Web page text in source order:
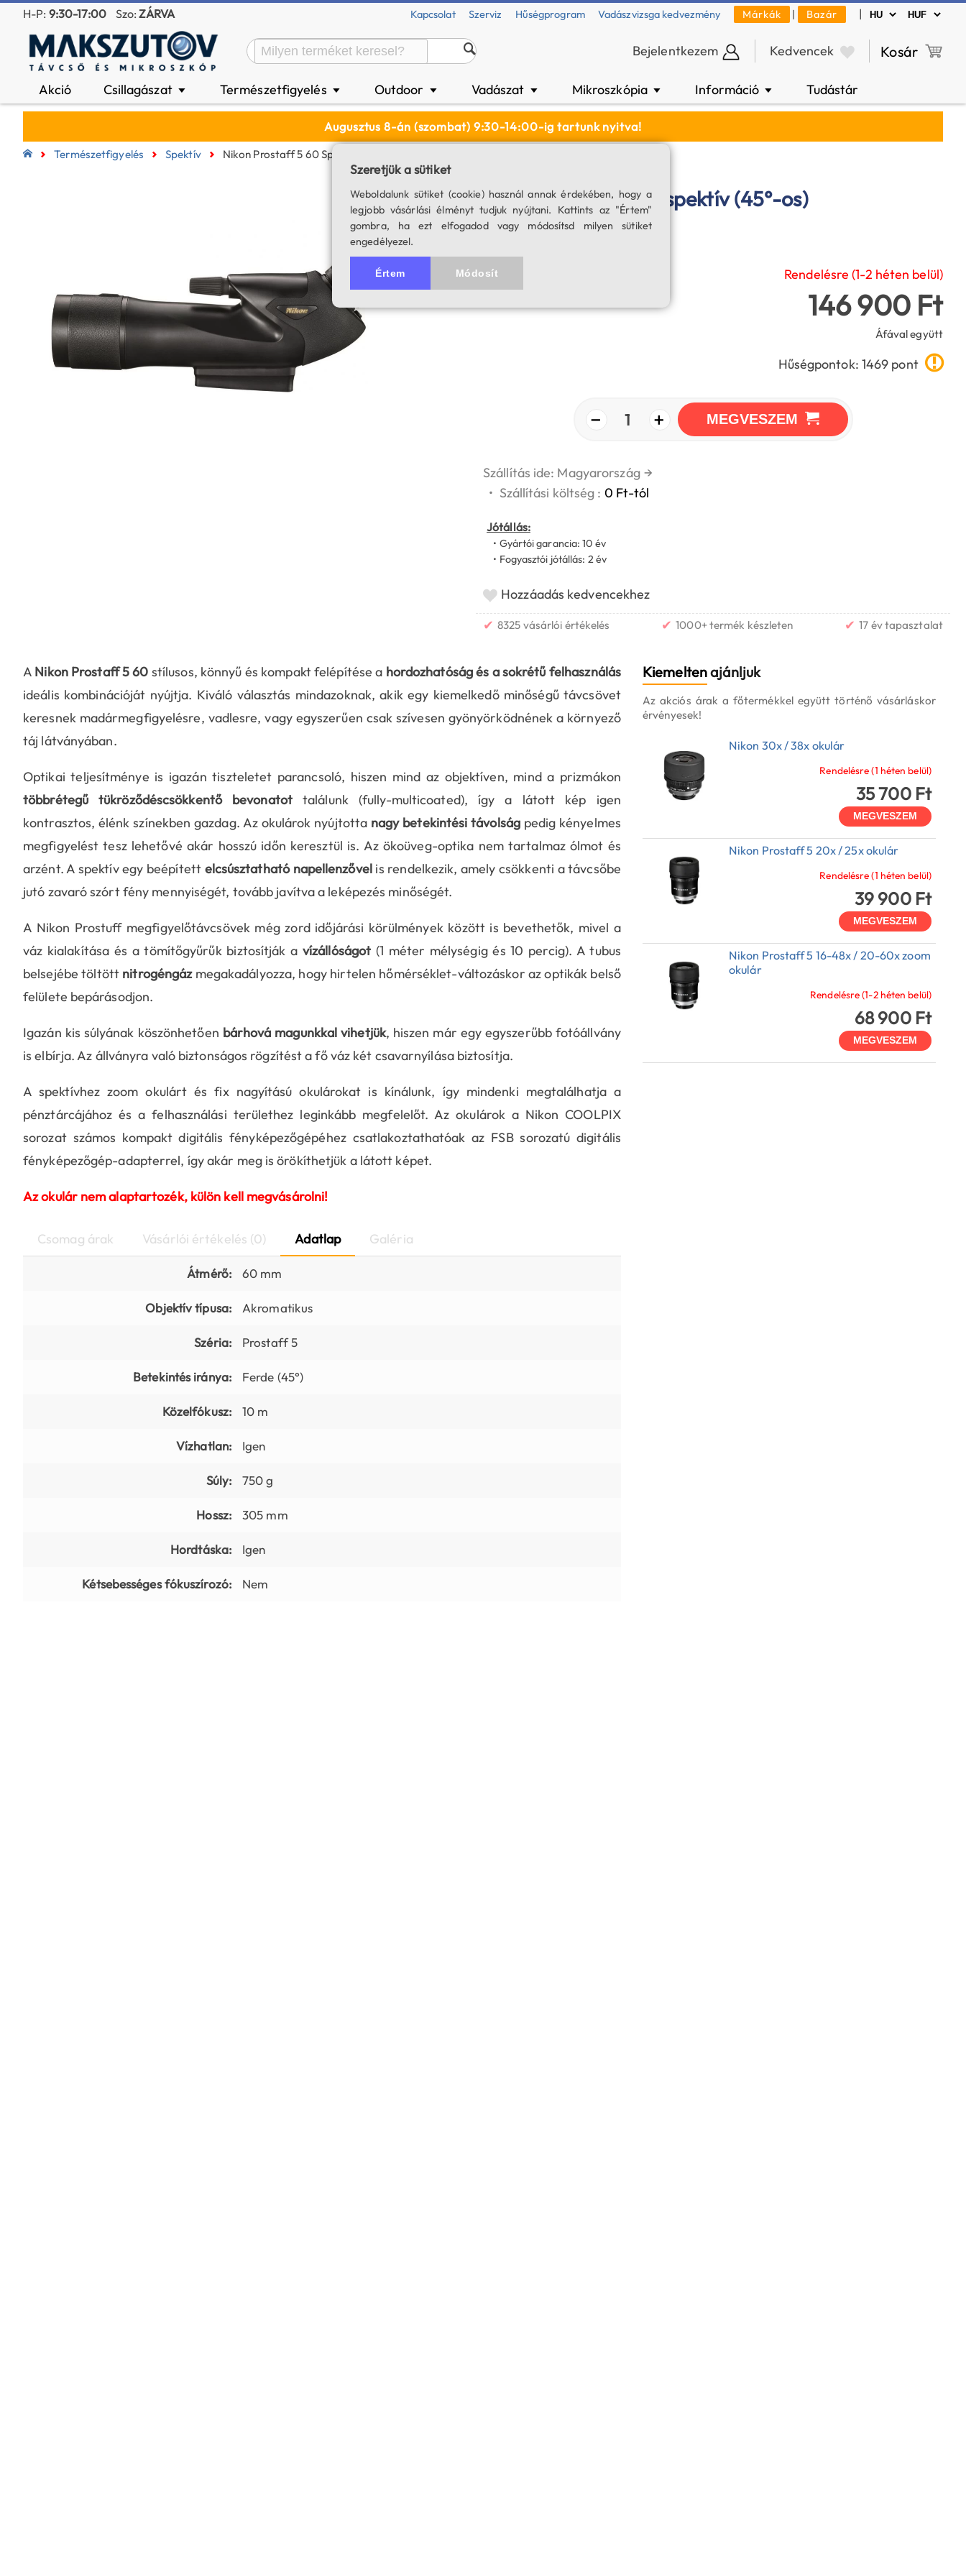
H-P: 9:30-17:00 Szo:ZÁRVA Kapcsolat Szerviz Hűségprogram Vadászvizsga kedvezmény Márkák | Bazár |
Bejelentkezem Kedvencek Kosár
Akció Csillagászat ▼ Természetfigyelés ▼ Outdoor ▼ Vadászat ▼ Mikroszkópia ▼ Információ ▼ Tudástár
Augusztus 8-án (szombat) 9:30-14:00-ig tartunk nyitva!
Természetfigyelés Spektív Nikon Prostaff 5 60 Spektív (45°-Os)
Nikon Prostaff 5 60 spektív (45°-os)
Okulár nélkül
Rendelésre (1-2 héten belül)
146 900 Ft
Áfával együtt
Hűségpontok: 1469 pont
− 1 + MEGVESZEM
Szállítás ide: Magyarország →
• Szállítási költség : 0 Ft-tól
Jótállás:
• Gyártói garancia: 10 év
• Fogyasztói jótállás: 2 év
Hozzáadás kedvencekhez
✔ 8325 vásárlói értékelés ✔ 1000+ termék készleten ✔ 17 év tapasztalat
A Nikon Prostaff 5 60 stílusos, könnyű és kompakt felépítése a hordozhatóság és a sokrétű felhasználás
ideális kombinációját nyújtja. Kiváló választás mindazoknak, akik egy kiemelkedő minőségű távcsövet
keresnek madármegfigyelésre, vadlesre, vagy egyszerűen csak szívesen gyönyörködnének a környező
táj látványában.
Optikai teljesítménye is igazán tiszteletet parancsoló, hiszen mind az objektíven, mind a prizmákon
többrétegű tükröződéscsökkentő bevonatottalálunk (fully-multicoated), így a látott kép igen
kontrasztos, élénk színekben gazdag. Az okulárok nyújtotta nagy betekintési távolságpedig kényelmes
megfigyelést tesz lehetővé akár hosszú időn keresztül is. Az ökoüveg-optika nem tartalmaz ólmot és
arzént. A spektív egy beépített elcsúsztatható napellenzővelis rendelkezik, amely csökkenti a távcsőbe
jutó zavaró szórt fény mennyiségét, tovább javítva a leképezés minőségét.
A Nikon Prostuff megfigyelőtávcsövek még zord időjárási körülmények között is bevethetők, mivel a
váz kialakítása és a tömítőgyűrűk biztosítják a vízállóságot (1 méter mélységig és 10 percig). A tubus
belsejébe töltött nitrogéngázmegakadályozza, hogy hirtelen hőmérséklet-változáskor az optikák belső
felülete bepárásodjon.
Igazán kis súlyának köszönhetően bárhová magunkkal vihetjük, hiszen már egy egyszerűbb fotóállvány
is elbírja. Az állványra való biztonságos rögzítést a fő váz két csavarnyílása biztosítja.
A spektívhez zoom okulárt és fix nagyítású okulárokat is kínálunk, így mindenki megtalálhatja a
pénztárcájához és a felhasználási területhez leginkább megfelelőt. Az okulárok a Nikon COOLPIX
sorozat számos kompakt digitális fényképezőgépéhez csatlakoztathatóak az FSB sorozatú digitális
fényképezőgép-adapterrel, így akár meg is örökíthetjük a látott képet.
Az okulár nem alaptartozék, külön kell megvásárolni!
Csomag árak Vásárlói értékelés (0) Adatlap Galéria
Átmérő: 60 mm
Objektív típusa: Akromatikus
Széria: Prostaff 5
Betekintés iránya: Ferde (45°)
Közelfókusz: 10 m
Vízhatlan: Igen
Súly: 750 g
Hossz: 305 mm
Hordtáska: Igen
Kétsebességes fókuszírozó: Nem
Kiemeltenajánljuk
Az akciós árak a főtermékkel együtt történő vásárláskor
érvényesek!
Nikon 30x / 38x okulár
Rendelésre (1 héten belül)
35 700 Ft
MEGVESZEM
Nikon Prostaff 5 20x / 25x okulár
Rendelésre (1 héten belül)
39 900 Ft
MEGVESZEM
Nikon Prostaff 5 16-48x / 20-60x zoom
okulár
Rendelésre (1-2 héten belül)
68 900 Ft
MEGVESZEM
Szeretjük a sütiket
Weboldalunk sütiket (cookie) használ annak érdekében, hogy a
legjobb vásárlási élményt tudjuk nyújtani. Kattints az "Értem"
gombra, ha ezt elfogadod vagy módosítsd milyen sütiket
engedélyezel.
Értem Módosít